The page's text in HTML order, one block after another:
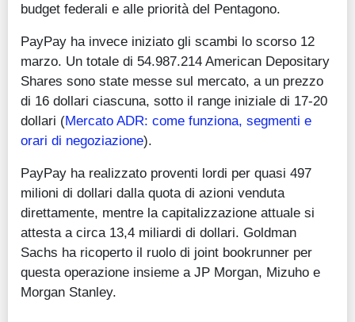
budget federali e alle priorità del Pentagono.
PayPay ha invece iniziato gli scambi lo scorso 12
marzo. Un totale di 54.987.214 American Depositary
Shares sono state messe sul mercato, a un prezzo
di 16 dollari ciascuna, sotto il range iniziale di 17-20
dollari (Mercato ADR: come funziona, segmenti e
orari di negoziazione).
PayPay ha realizzato proventi lordi per quasi 497
milioni di dollari dalla quota di azioni venduta
direttamente, mentre la capitalizzazione attuale si
attesta a circa 13,4 miliardi di dollari. Goldman
Sachs ha ricoperto il ruolo di joint bookrunner per
questa operazione insieme a JP Morgan, Mizuho e
Morgan Stanley.